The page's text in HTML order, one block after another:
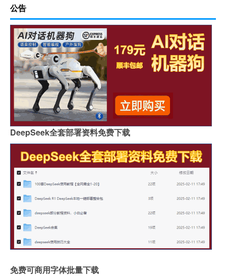
公告
DeepSeek全套部署资料免费下载
免费可商用字体批量下载